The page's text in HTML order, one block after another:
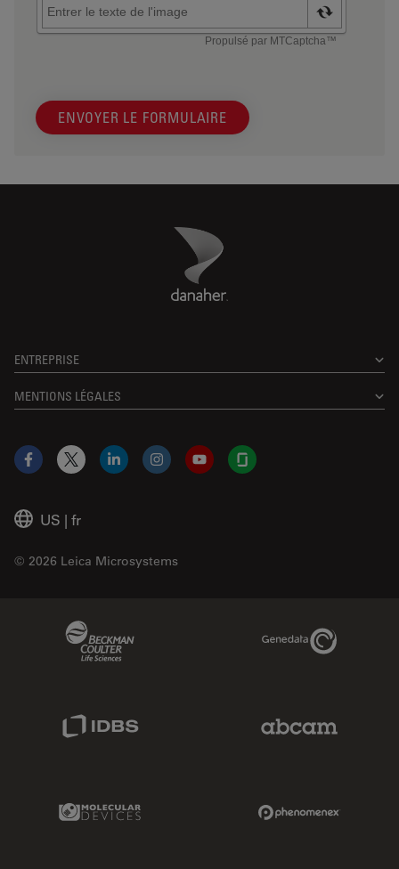
ENVOYER LE FORMULAIRE
Danaher Logo
ENTREPRISE
MENTIONS LÉGALES
US | fr
© 2026 Leica Microsystems
Facebook
X LinkedInInstagramYouTubeGlassdoor
Genedata Link
IDBS Link
Molecular Devices Link